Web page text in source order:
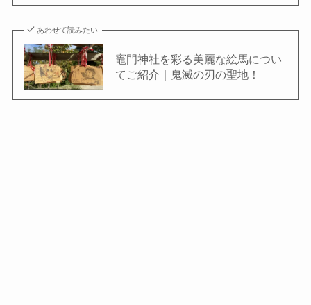
あわせて読みたい
竈門神社を彩る美麗な絵馬につい
てご紹介｜鬼滅の刃の聖地！